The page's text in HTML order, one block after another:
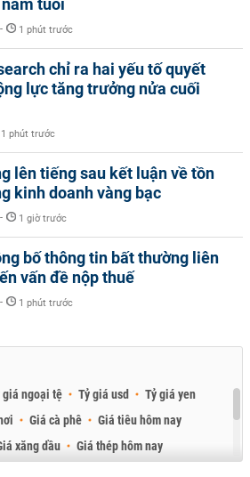
tuổi
- 1 phút trước
chỉ ra hai yếu tố quyết
lực tăng trưởng nửa cuối
1 phút trước
lên tiếng sau kết luận về tồn
kinh doanh vàng bạc
- 1 giờ trước
bố thông tin bất thường liên
vấn đề nộp thuế
- 1 phút trước
giá ngoại tệ Tỷ giá usd
Tỷ giá yen
Giá cà phê
Giá tiêu hôm nay
xăng dầu
Giá thép hôm nay